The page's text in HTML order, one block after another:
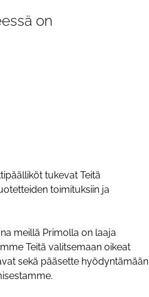
on
tukevat Teitä
toimituksiin ja
meillä Primolla on laaja
Teitä valitsemaan oikeat
sekä pääsette hyödyntämään